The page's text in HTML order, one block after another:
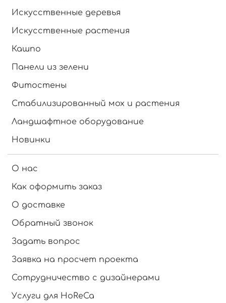
Искусственные деревья
Искусственные растения
Кашпо
Панели из зелени
Фитостены
Стабилизированный мох и растения
Ландшафтное оборудование
Новинки
О нас
Как оформить заказ
О доставке
Обратный звонок
Задать вопрос
Заявка на просчет проекта
Сотрудничество с дизайнерами
Услуги для HoReCa